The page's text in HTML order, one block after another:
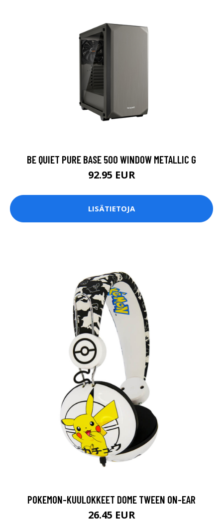
BE QUIET PURE BASE 500 WINDOW METALLIC G
92.95 EUR
LISÄTIETOJA
POKEMON-KUULOKKEET DOME TWEEN ON-EAR
26.45 EUR